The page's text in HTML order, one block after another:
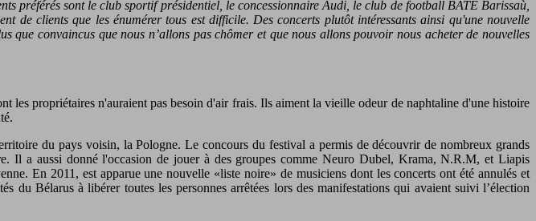
préférés sont le club sportif présidentiel, le concessionnaire Audi, le club de football BATE Barissaù,
de clients que les énumérer tous est difficile. Des concerts plutôt intéressants ainsi qu'une nouvelle
que convaincus que nous n’allons pas chômer et que nous allons pouvoir nous acheter de nouvelles
les propriétaires n'auraient pas besoin d'air frais. Ils aiment la vieille odeur de naphtaline d'une histoire
du pays voisin, la Pologne. Le concours du festival a permis de découvrir de nombreux grands
Il a aussi donné l'occasion de jouer à des groupes comme Neuro Dubel, Krama, N.R.M, et Liapis
En 2011, est apparue une nouvelle «liste noire» de musiciens dont les concerts ont été annulés et
du Bélarus à libérer toutes les personnes arrêtées lors des manifestations qui avaient suivi l’élection